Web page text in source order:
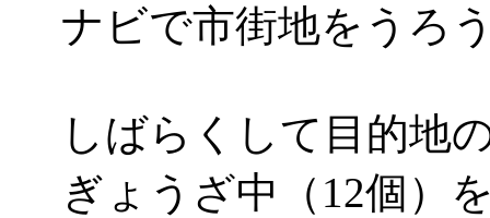
ナビで市街地をうろ
しばらくして目的地
ぎょうざ中（12個）